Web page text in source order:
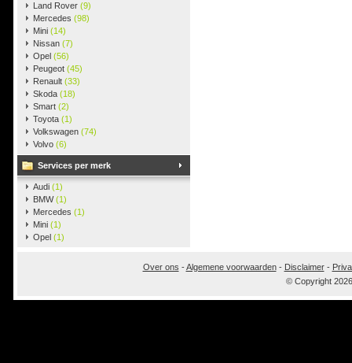
Land Rover (9)
Mercedes (98)
Mini (14)
Nissan (7)
Opel (56)
Peugeot (45)
Renault (33)
Skoda (18)
Smart (2)
Toyota (1)
Volkswagen (74)
Volvo (6)
Services per merk
Audi (1)
BMW(1)
Mercedes (1)
Mini (1)
Opel (1)
Over ons -Algemene voorwaarden- Disclaimer-
© Copyright